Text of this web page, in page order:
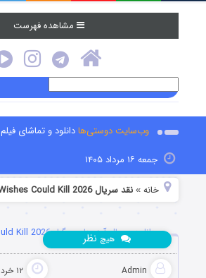
مشاهده فهرست
وب‌سایت دوستی‌هادانلود و تماشای فیلم
جمعه ۱۶ مرداد ۱۴۰۵
خانه »نقد سریال If Wishes Could Kill 2026
دانلود سریال آرزوهای مرگبار If Wishes Could Kill 2026
Admin ۱۲ خرداد ۱۴۰۵
هیچ نظر